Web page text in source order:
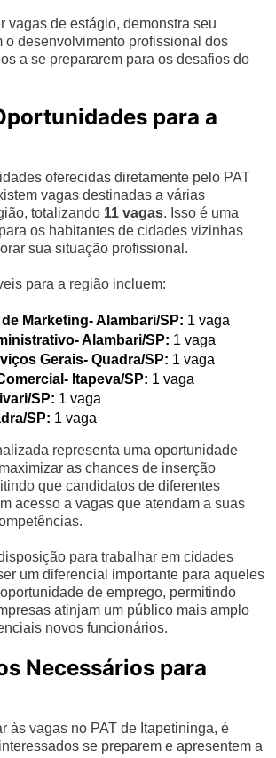
vagas de estágio, demonstra seu
o desenvolvimento profissional dos
a se prepararem para os desafios do
para a
oferecidas diretamente pelo PAT
vagas destinadas a várias
totalizando 11 vagas. Isso é uma
os habitantes de cidades vizinhas
sua situação profissional.
para a região incluem:
Marketing- Alambari/SP: 1 vaga
Alambari/SP: 1 vaga
Gerais- Quadra/SP: 1 vaga
Itapeva/SP: 1 vaga
SP: 1 vaga
SP: 1 vaga
representa uma oportunidade
as chances de inserção
que candidatos de diferentes
acesso a vagas que atendam a suas
para trabalhar em cidades
um diferencial importante para aqueles
de emprego, permitindo
atinjam um público mais amplo
novos funcionários.
Necessários para
às vagas no PAT de Itapetininga, é
se preparem e apresentem a